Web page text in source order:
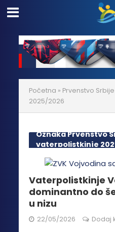
Početna » Prvenstvo
2025/2026
Oznaka Prvenstvo
vaterpolistkinje
Vaterpolistkinje
dominantno do
u nizu
22/05/2026 Dodaj